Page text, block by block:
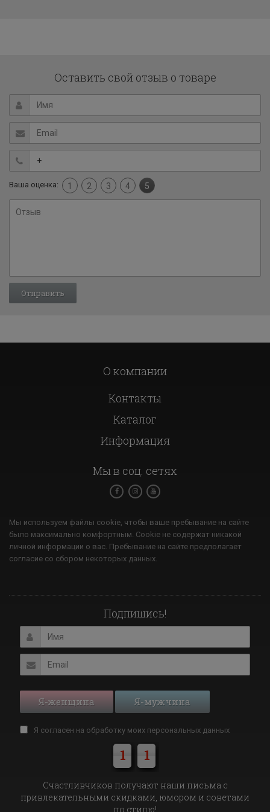
Оставить свой отзыв о товаре
Ваша оценка: 1 2 3 4 5
О компании
Контакты
Каталог
Информация
Мы в соц. сетях
Мы используем файлы cookie, чтобы ваше пребывание на сайте
было максимально комфортным. Cookie не содержат никакой
личной информации о вас. Пребывание на сайте предполагает
согласие со сбором некоторых данных.
Подпишись!
Я-женщина Я-мужчина
Я согласен на обработку моих персональных данных
1 1
Cчастливчиков получают наши письма с
привлекательными скидками, юмором и советами
по стилю!